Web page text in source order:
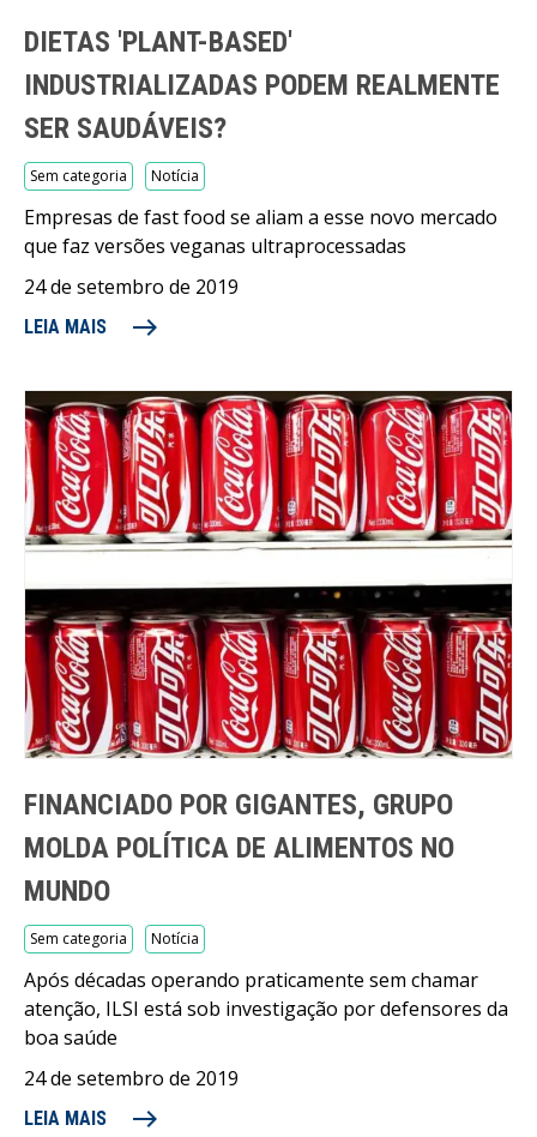
DIETAS 'PLANT-BASED'
INDUSTRIALIZADAS PODEM REALMENTE
SER SAUDÁVEIS?
Sem categoria Notícia
Empresas de fast food se aliam a esse novo mercado
que faz versões veganas ultraprocessadas
24 de setembro de 2019
LEIA MAIS east
FINANCIADO POR GIGANTES, GRUPO
MOLDA POLÍTICA DE ALIMENTOS NO
MUNDO
Sem categoria Notícia
Após décadas operando praticamente sem chamar
atenção, ILSI está sob investigação por defensores da
boa saúde
24 de setembro de 2019
LEIA MAIS east